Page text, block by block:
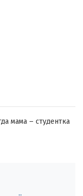
мама – студентка